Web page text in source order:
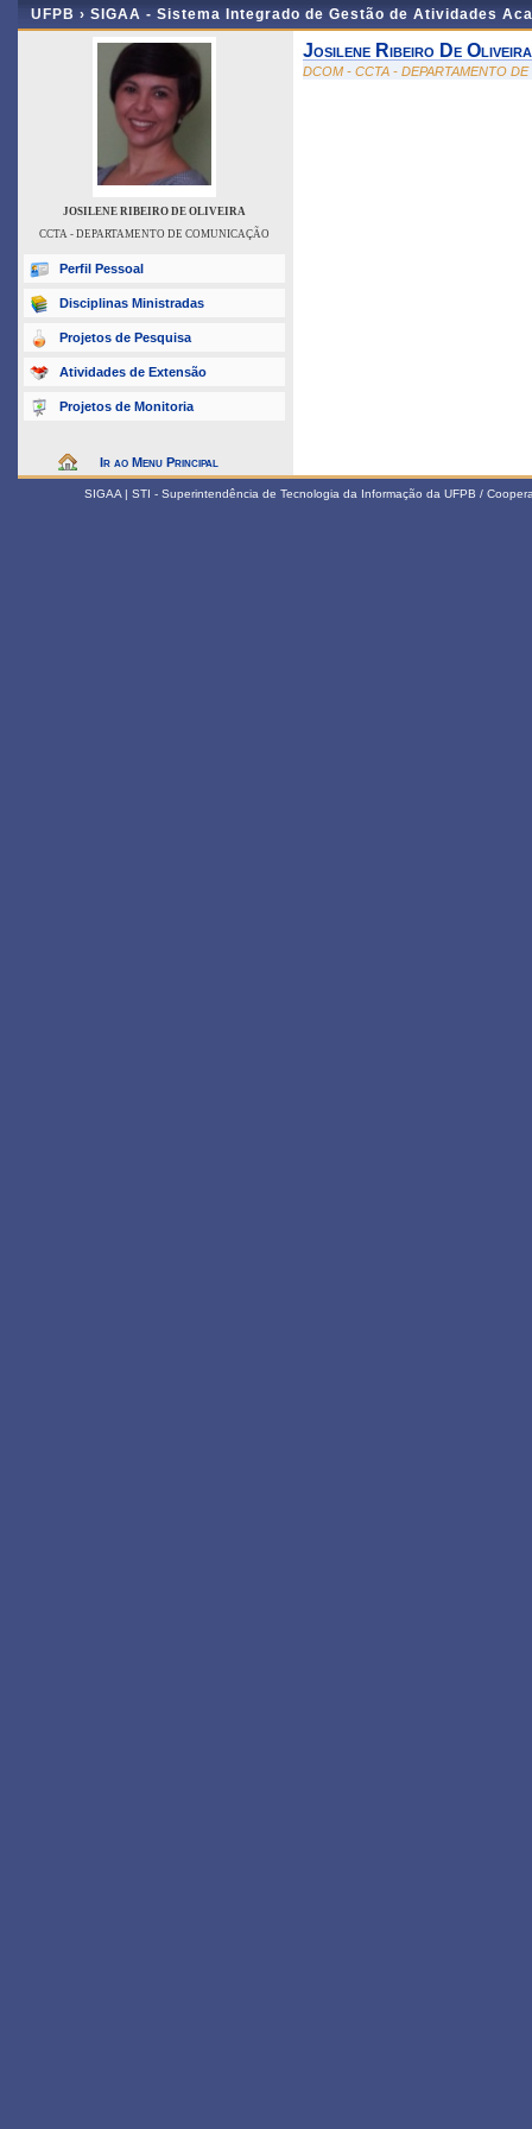
UFPB › SIGAA - Sistema Integrado de Gestão de Atividades
JOSILENE RIBEIRO DE OLIVEIRA
CCTA - DEPARTAMENTO DE COMUNICAÇÃO
Perfil Pessoal
Disciplinas Ministradas
Projetos de Pesquisa
Atividades de Extensão
Projetos de Monitoria
Ir ao Menu Principal
Josilene Ribeiro De Oliveira
DCOM - CCTA - DEPARTAMENTO
SIGAA | STI - Superintendência de Tecnologia da Informação da UFPB /